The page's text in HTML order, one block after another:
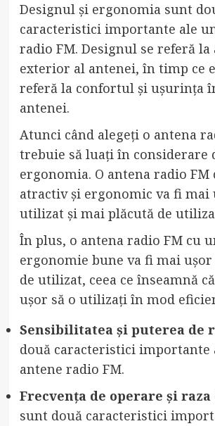
Designul și ergonomia sunt
caracteristici importante ale
radio FM. Designul se referă la
exterior al antenei, în timp ce
referă la confortul și ușurința
antenei.
Atunci când alegeți o antena
trebuie să luați în considerare
ergonomia. O antena radio FM
atractiv și ergonomic va fi mai
utilizat și mai plăcută de
În plus, o antena radio FM cu
ergonomie bune va fi mai
de utilizat, ceea ce înseamnă
ușor să o utilizați în mod
Sensibilitatea și puterea de
două caracteristici importante
antene radio FM.
Frecvența de operare și
sunt două caracteristici